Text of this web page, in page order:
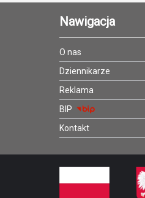
Nawigacja
O nas
Dziennikarze
Reklama
BIP
Kontakt